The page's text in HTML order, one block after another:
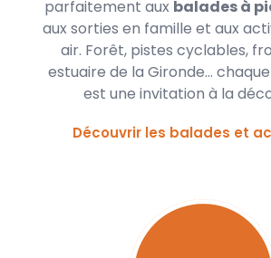
parfaitement aux balades à
aux sorties en famille et aux
air. Forêt, pistes cyclables,
estuaire de la Gironde…
est une invitation à la
Découvrir les balades et